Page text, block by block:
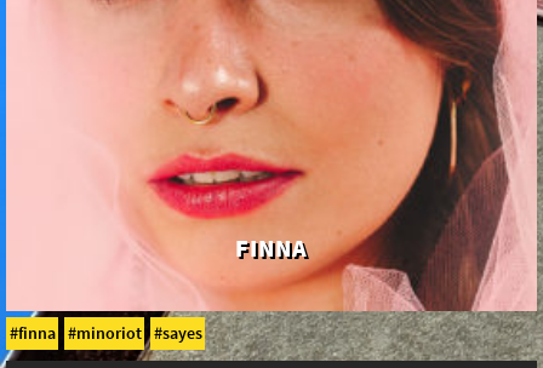
FINNA
finna minoriot sayes